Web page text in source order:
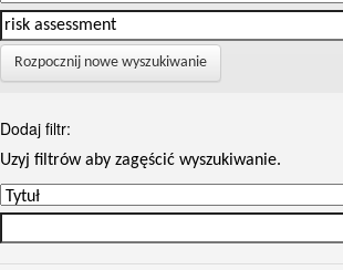
Rozpocznij nowe wyszukiwanie
Dodaj filtr:
Uzyj filtrów aby zagęścić wyszukiwanie.